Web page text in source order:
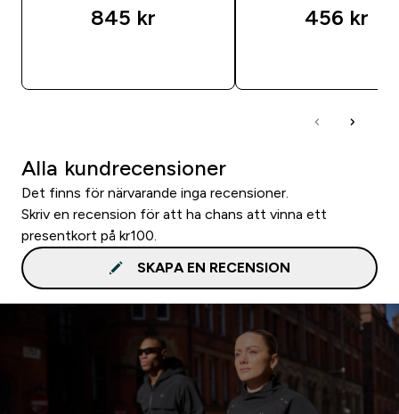
845 kr‎ 456 kr‎
Alla kundrecensioner
Det finns för närvarande inga recensioner.
Skriv en recension för att ha chans att vinna ett
presentkort på kr100.
SKAPA EN RECENSION